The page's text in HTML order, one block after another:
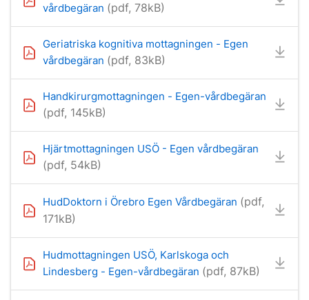
vårdbegäran (pdf, 78kB)
Geriatriska kognitiva mottagningen - Egen
vårdbegäran (pdf, 83kB)
Handkirurgmottagningen - Egen-vårdbegäran
(pdf, 145kB)
Hjärtmottagningen USÖ - Egen vårdbegäran
(pdf, 54kB)
HudDoktorn i Örebro Egen Vårdbegäran (pdf,
171kB)
Hudmottagningen USÖ, Karlskoga och
Lindesberg - Egen-vårdbegäran (pdf, 87kB)